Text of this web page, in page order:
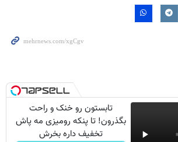
تابستون رو خنک و راحت
بگذرون! تا پنکه رومیزی مه پاش
تخفیف داره بخرش